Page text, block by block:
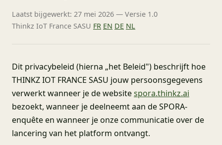
Laatst bijgewerkt: 27 mei 2026 — Versie 1.0
Thinkz IoT France SASU FR EN DE NL
Dit privacybeleid (hierna „het Beleid") beschrijft hoe
THINKZ IOT FRANCE SASU jouw persoonsgegevens
verwerkt wanneer je de websitespora.thinkz.ai
bezoekt, wanneer je deelneemt aan de SPORA-
enquête en wanneer je onze communicatie over de
lancering van het platform ontvangt.